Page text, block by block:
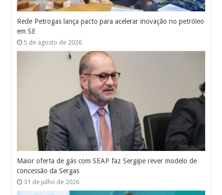
Rede Petrogas lança pacto para acelerar inovação no petróleo
em SE
5 de agosto de 2026
Maior oferta de gás com SEAP faz Sergipe rever modelo de
concessão da Sergas
31 de julho de 2026